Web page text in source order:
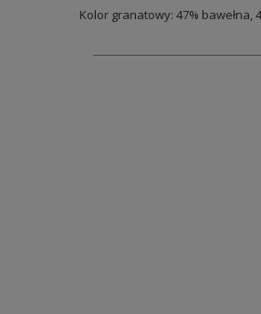
Kolor granatowy: 47% bawełna,